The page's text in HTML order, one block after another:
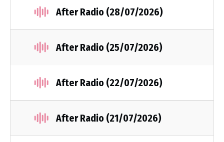
After Radio (28/07/2026)
After Radio (25/07/2026)
After Radio (22/07/2026)
After Radio (21/07/2026)